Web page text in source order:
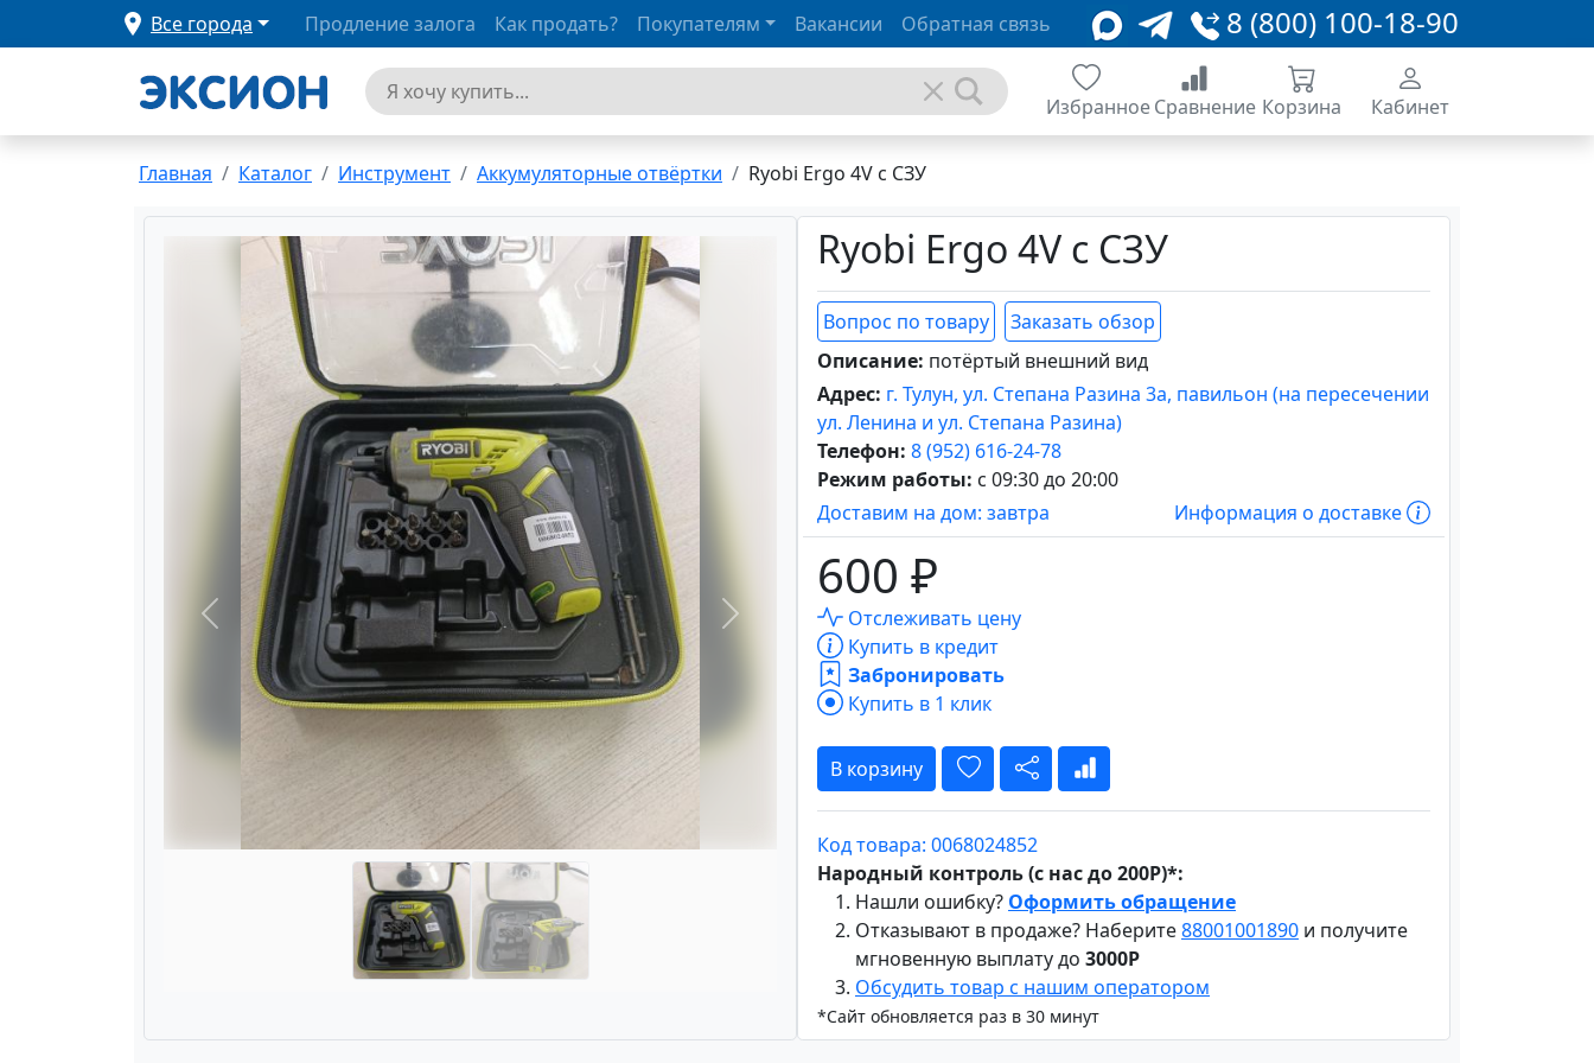
Все города 8 (800) 100-18-90
Продление залога Как продать? Покупателям Вакансии Обратная связь
ИзбранноеСравнение Корзина Кабинет
Главная Каталог Инструмент Аккумуляторные отвёртки Ryobi Ergo 4V с СЗУ
Назад Вперёд
Ryobi Ergo 4V с СЗУ
Вопрос по товару
Заказать обзор
Описание: потёртый внешний вид
Адрес: г. Тулун, ул. Степана Разина 3а, павильон (на пересечении
ул. Ленина и ул. Степана Разина)
Телефон: 8 (952) 616-24-78
Режим работы: с 09:30 до 20:00
Доставим на дом: завтра
Информация о доставке
600 ₽
Отслеживать цену
Купить в кредит
Забронировать
Купить в 1 клик
В корзину
Код товара: 0068024852
Народный контроль (с нас до 200Р)*:
Нашли ошибку? Оформить обращение
Отказывают в продаже? Наберите88001001890 и получите
мгновенную выплату до 3000Р
Обсудить товар с нашим оператором
*Сайт обновляется раз в 30 минут